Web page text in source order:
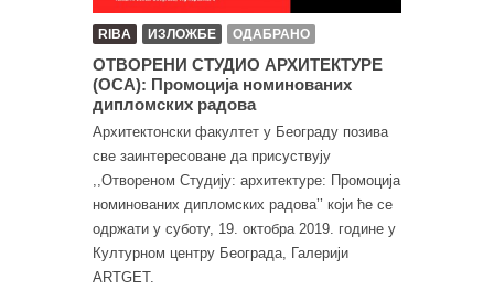
RIBA ИЗЛОЖБЕ ОДАБРАНО
ОТВОРЕНИ СТУДИО АРХИТЕКТУРЕ
(ОСА): Промоција номинованих
дипломских радова
Архитектонски факултет у Београду позива
све заинтересоване да присуствују
,,Отвореном Студију: архитектуре: Промоција
номинованих дипломских радова’’ који ће се
одржати у суботу, 19. октобра 2019. године у
Културном центру Београда, Галерији
ARTGET.